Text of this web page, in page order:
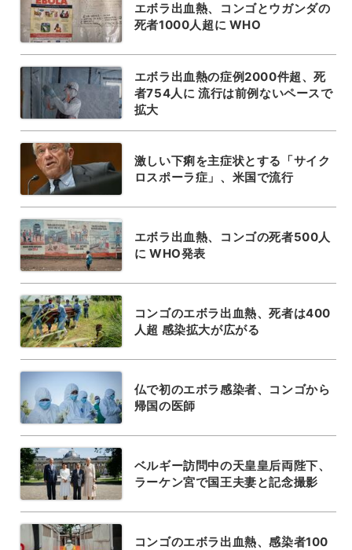
エボラ出血熱、コンゴとウガンダの
死者1000人超に WHO
エボラ出血熱の症例2000件超、死
者754人に 流行は前例ないペースで
拡大
激しい下痢を主症状とする「サイク
ロスポーラ症」、米国で流行
エボラ出血熱、コンゴの死者500人
に WHO発表
コンゴのエボラ出血熱、死者は400
人超 感染拡大が広がる
仏で初のエボラ感染者、コンゴから
帰国の医師
ベルギー訪問中の天皇皇后両陛下、
ラーケン宮で国王夫妻と記念撮影
コンゴのエボラ出血熱、感染者100